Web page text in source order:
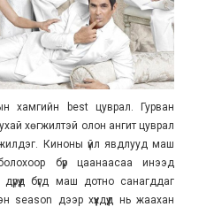
хамгийн best цуврал. Гурван
хөгжилтэй олон ангит цуврал
Киноны үйл явдлууд маш
бүр цаанаасаа инээд
бүгд маш дотно санагддаг
дээр хүүхдүүд нь жаахан